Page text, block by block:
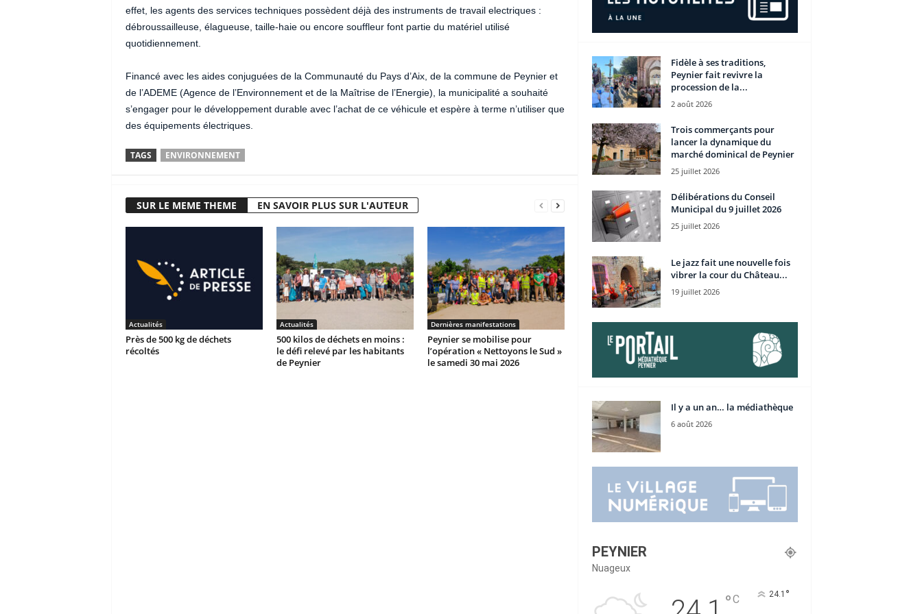
effet, les agents des services techniques possèdent déjà des instruments de travail electriques :
débroussailleuse, élagueuse, taille-haie ou encore souffleur font partie du matériel utilisé
quotidiennement.
Financé avec les aides conjuguées de la Communauté du Pays d’Aix, de la commune de Peynier et
de l’ADEME (Agence de l’Environnement et de la Maîtrise de l’Energie), la municipalité a souhaité
s’engager pour le développement durable avec l’achat de ce véhicule et espère à terme n’utiliser que
des équipements électriques.
TAGS ENVIRONNEMENT
SUR LE MEME THEME EN SAVOIR PLUS SUR L'AUTEUR
Actualités
Près de 500 kg de déchets
récoltés
Actualités
500 kilos de déchets en moins :
le défi relevé par les habitants
de Peynier
Dernières manifestations
Peynier se mobilise pour
l’opération « Nettoyons le Sud »
le samedi 30 mai 2026
Fidèle à ses traditions,
Peynier fait revivre la
procession de la...
2 août 2026
Trois commerçants pour
lancer la dynamique du
marché dominical de Peynier
25 juillet 2026
Délibérations du Conseil
Municipal du 9 juillet 2026
25 juillet 2026
Le jazz fait une nouvelle fois
vibrer la cour du Château...
19 juillet 2026
Il y a un an… la médiathèque
6 août 2026
PEYNIER
Nuageux
°C 24.1 °